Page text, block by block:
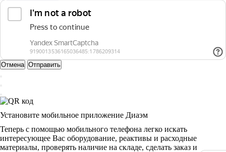
Отмена Отправить
Установите мобильное приложение Диаэм
Теперь с помощью мобильного телефона легко искать
интересующее Вас оборудование, реактивы и расходные
материалы, проверять наличие на складе, сделать заказ и